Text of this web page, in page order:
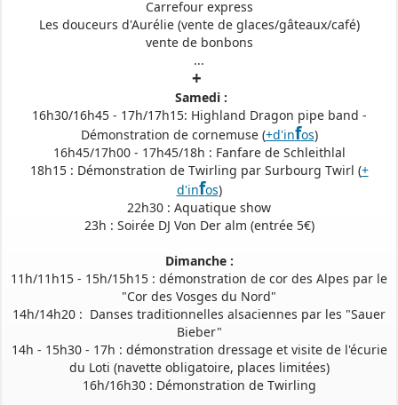
Carrefour express
Les douceurs d'Aurélie (vente de glaces/gâteaux/café)
vente de bonbons
...
+
Samedi :
16h30/16h45 - 17h/17h15: Highland Dragon pipe band -
Démonstration de cornemuse (+d'infos)
16h45/17h00 - 17h45/18h : Fanfare de Schleithlal
18h15 : Démonstration de Twirling par Surbourg Twirl (+
d'infos)
22h30 : Aquatique show
23h : Soirée DJ Von Der alm (entrée 5€)
Dimanche :
11h/11h15 - 15h/15h15 : démonstration de cor des Alpes par le
"Cor des Vosges du Nord"
14h/14h20 : Danses traditionnelles alsaciennes par les "Sauer
Bieber"
14h - 15h30 - 17h : démonstration dressage et visite de l'écurie
du Loti (navette obligatoire, places limitées)
16h/16h30 : Démonstration de Twirling